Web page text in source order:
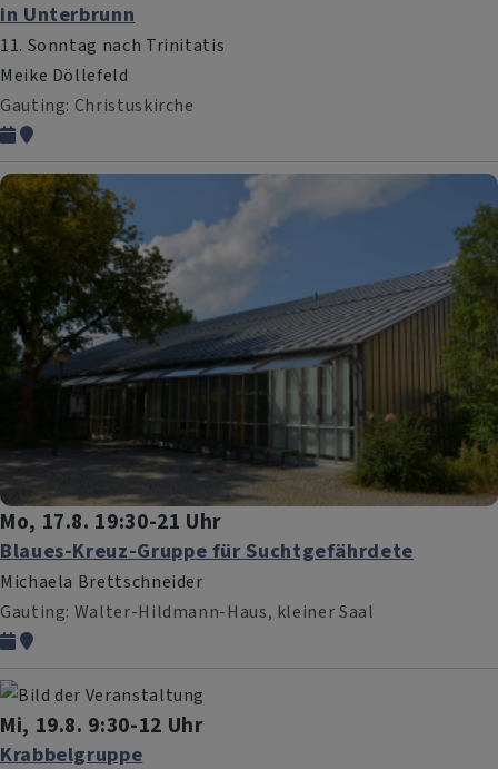
in Unterbrunn
11. Sonntag nach Trinitatis
Meike Döllefeld
Gauting Christuskirche
Mo, 17.8. 19:30-21 Uhr
Blaues-Kreuz-Gruppe für Suchtgefährdete
Michaela Brettschneider
Gauting Walter-Hildmann-Haus, kleiner Saal
Mi, 19.8. 9:30-12 Uhr
Krabbelgruppe